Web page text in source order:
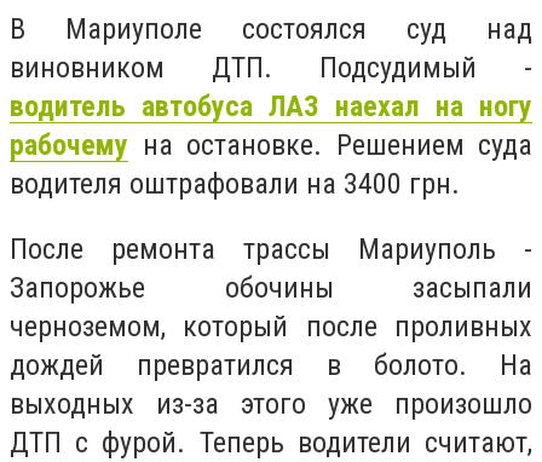
В Мариуполе состоялся суд над
виновником ДТП. Подсудимый -
водитель автобуса ЛАЗ наехал на ногу
рабочему на остановке. Решением суда
водителя оштрафовали на 3400 грн.
После ремонта трассы Мариуполь -
Запорожье обочины засыпали
черноземом, который после проливных
дождей превратился в болото. На
выходных из-за этого уже произошло
ДТП с фурой. Теперь водители считают,